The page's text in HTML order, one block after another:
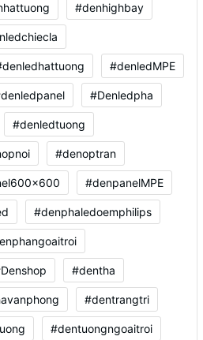
#denhighbay
#denledMPE
#Denledpha
#denledtuong
#denoptran
#denpanelMPE
#denphaledoemphilips
#dentha
#dentrangtri
#dentuongngoaitroi